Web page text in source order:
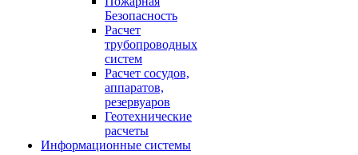
Безопасность
Расчет
трубопроводных
систем
Расчет сосудов,
аппаратов,
резервуаров
Геотехнические
расчеты
Информационные системы